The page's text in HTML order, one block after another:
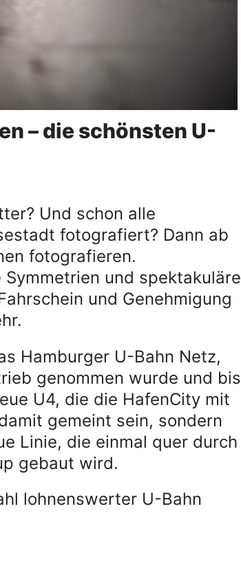
– die schönsten U-
Und schon alle
fotografiert? Dann ab
fotografieren.
und spektakuläre
und Genehmigung
Hamburger U-Bahn Netz,
genommen wurde und bis
U4, die die HafenCity mit
gemeint sein, sondern
Linie, die einmal quer durch
gebaut wird.
lohnenswerter U-Bahn